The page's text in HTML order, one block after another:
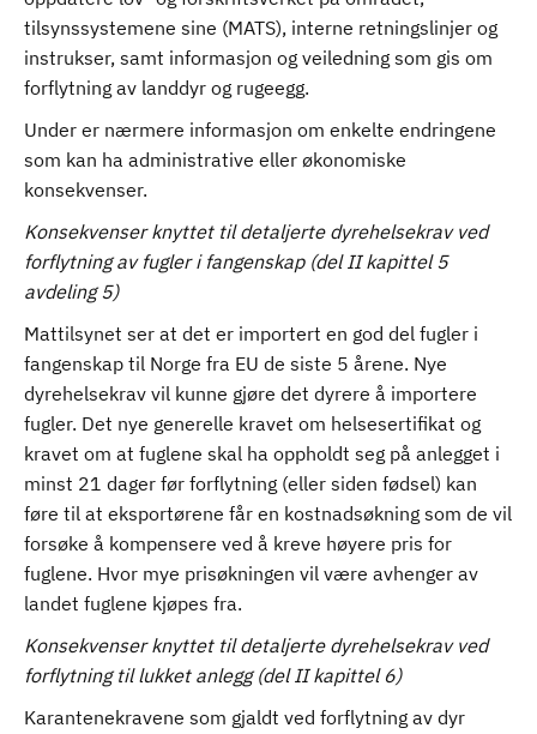
tilsynssystemene sine (MATS), interne retningslinjer og
instrukser, samt informasjon og veiledning som gis om
forflytning av landdyr og rugeegg.
Under er nærmere informasjon om enkelte endringene
som kan ha administrative eller økonomiske
konsekvenser.
Konsekvenser knyttet til detaljerte dyrehelsekrav ved
forflytning av fugler i fangenskap (del II kapittel 5
avdeling 5)
Mattilsynet ser at det er importert en god del fugler i
fangenskap til Norge fra EU de siste 5 årene. Nye
dyrehelsekrav vil kunne gjøre det dyrere å importere
fugler. Det nye generelle kravet om helsesertifikat og
kravet om at fuglene skal ha oppholdt seg på anlegget i
minst 21 dager før forflytning (eller siden fødsel) kan
føre til at eksportørene får en kostnadsøkning som de vil
forsøke å kompensere ved å kreve høyere pris for
fuglene. Hvor mye prisøkningen vil være avhenger av
landet fuglene kjøpes fra.
Konsekvenser knyttet til detaljerte dyrehelsekrav ved
forflytning til lukket anlegg (del II kapittel 6)
Karantenekravene som gjaldt ved forflytning av dyr